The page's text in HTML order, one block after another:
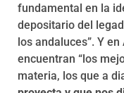
fundamental en la
depositario del
los andaluces”. Y
encuentran “los
materia, los que a